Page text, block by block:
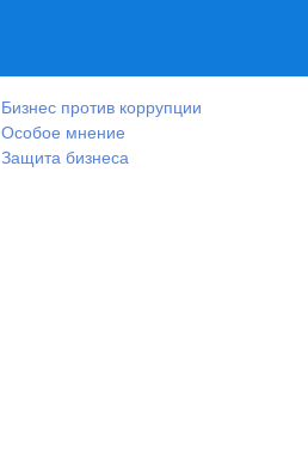
Бизнес против коррупции
Особое мнение
Защита бизнеса